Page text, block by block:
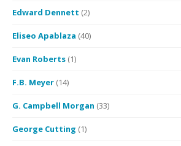
Edward Dennett (2)
Eliseo Apablaza (40)
Evan Roberts (1)
F.B. Meyer (14)
G. Campbell Morgan (33)
George Cutting (1)